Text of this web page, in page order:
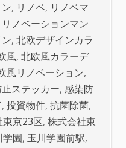
, リノベ, リノベマ
リノベーションマン
, 北欧デザインカラ
風, 北欧風カラーデ
風リノベーション,
ステッカー, 感染防
, 投資物件, 抗菌除菌,
京23区, 株式会社東
学園, 玉川学園前駅,